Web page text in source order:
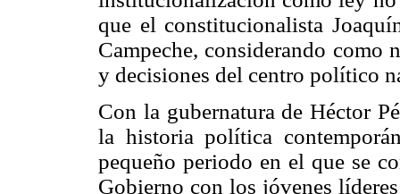
que el constitucionalista
Campeche, considerando como
y decisiones del centro político
Con la gubernatura de Héctor
la historia política
pequeño periodo en el que se
Gobierno con los jóvenes